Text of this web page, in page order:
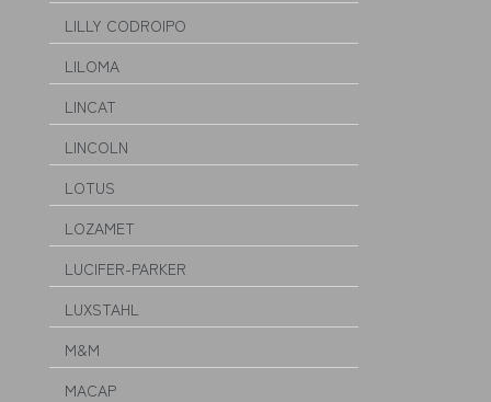
LILLY CODROIPO
LILOMA
LINCAT
LINCOLN
LOTUS
LOZAMET
LUCIFER-PARKER
LUXSTAHL
M&M
MACAP